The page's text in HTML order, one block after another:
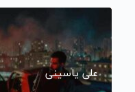
علی یاسینی